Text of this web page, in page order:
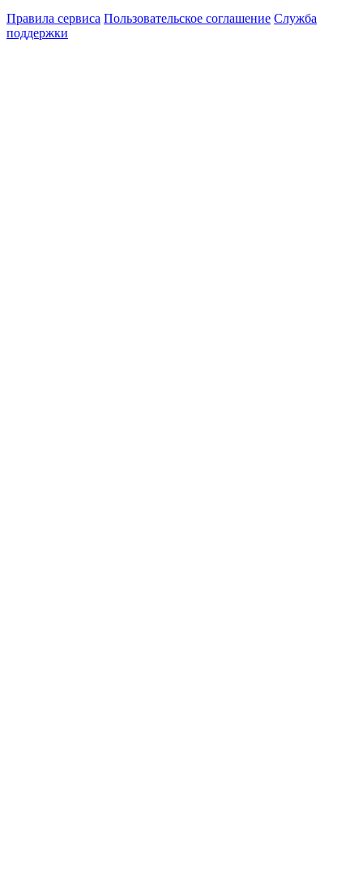
Правила сервиса Пользовательское соглашение Служба
поддержки